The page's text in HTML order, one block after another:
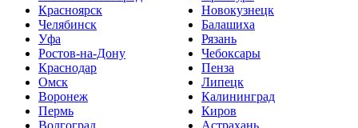
Красноярск
Челябинск
Уфа
Ростов-на-Дону
Краснодар
Омск
Воронеж
Пермь
Волгоград
Новокузнецк
Балашиха
Рязань
Чебоксары
Пенза
Липецк
Калининград
Киров
Астрахань